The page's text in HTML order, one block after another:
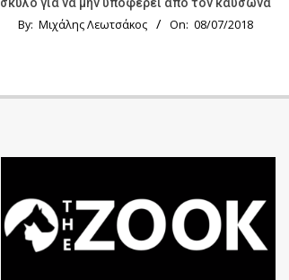
By: Μιχάλης Λεωτσάκος On: 08/07/2018